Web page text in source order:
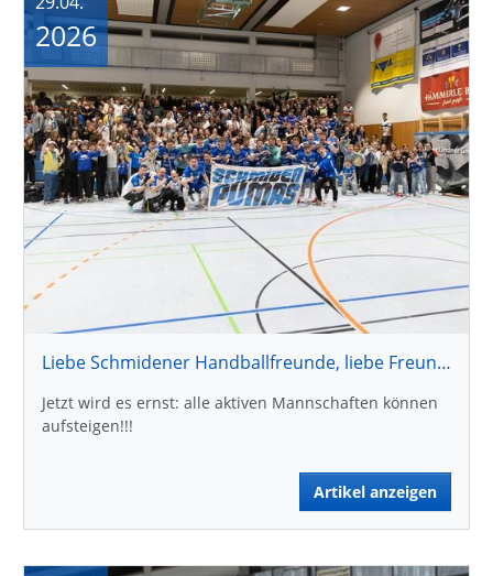
Liebe Schmidener Handballfreunde, liebe Freundeskreismitglieder !
Jetzt wird es ernst: alle aktiven Mannschaften können
aufsteigen!!!
Artikel anzeigen
2026